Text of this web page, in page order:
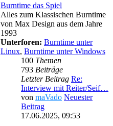
Burntime das Spiel
Alles zum Klassischen Burntime
von Max Design aus dem Jahre
1993
Unterforen: Burntime unter
Linux, Burntime unter Windows
100 Themen
793 Beiträge
Letzter Beitrag Re:
Interview mit Reiter/Seif…
von maVado Neuester
Beitrag
17.06.2025, 09:53